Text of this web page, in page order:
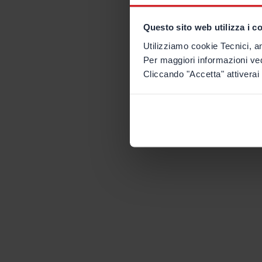
Questo sito web utilizza i
Utilizziamo cookie Tecnici,
Per maggiori informazioni
Cliccando "Accetta"